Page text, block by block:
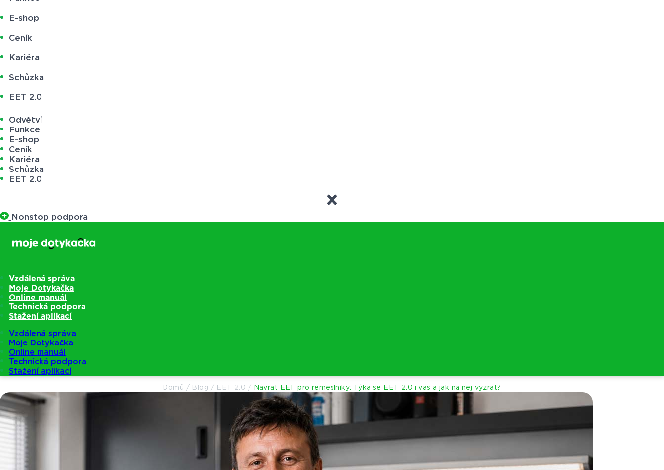
E-shop
Ceník
Kariéra
Schůzka
EET 2.0
Odvětví
Funkce
E-shop
Ceník
Kariéra
Schůzka
EET 2.0
Nonstop podpora
Vzdálená správa
Moje Dotykačka
Online manuál
Technická podpora
Stažení aplikací
Vzdálená správa
Moje Dotykačka
Online manuál
Technická podpora
Stažení aplikací
Domů / Blog / EET 2.0 / Návrat EET pro řemeslníky: Týká se EET 2.0 i vás a jak na něj vyzrát?